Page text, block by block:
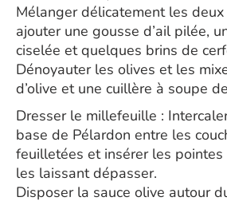
Mélanger délicatement les
ajouter une gousse d’ail pilée,
ciselée et quelques brins de
Dénoyauter les olives et les
d’olive et une cuillère à soupe
Dresser le millefeuille :
base de Pélardon entre les
feuilletées et insérer les pointes
les laissant dépasser.
Disposer la sauce olive autour